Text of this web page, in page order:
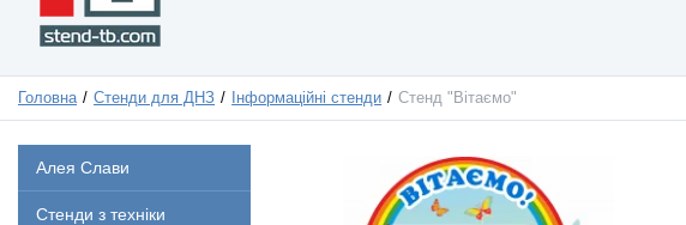
Головна Стенди для ДНЗ Інформаційні стенди Стенд "Вітаємо"
Алея Слави
Стенди з техніки